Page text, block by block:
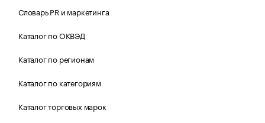
Словарь PR и маркетинга
Каталог по ОКВЭД
Каталог по регионам
Каталог по категориям
Каталог торговых марок